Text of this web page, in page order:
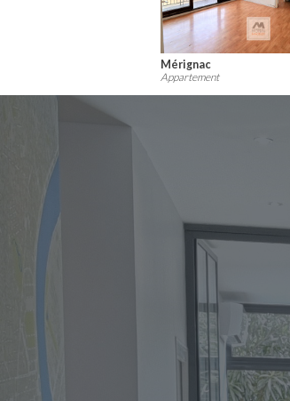
Bordeaux
Appartement